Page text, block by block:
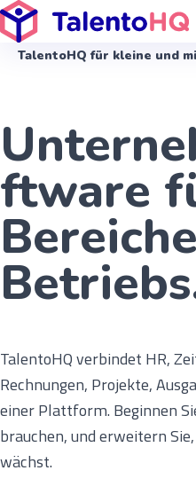
TalentoHQ für kleine und
ftware
TalentoHQ verbindet HR,
Rechnungen, Projekte,
einer Plattform. Beginnen
brauchen, und erweitern
wächst.